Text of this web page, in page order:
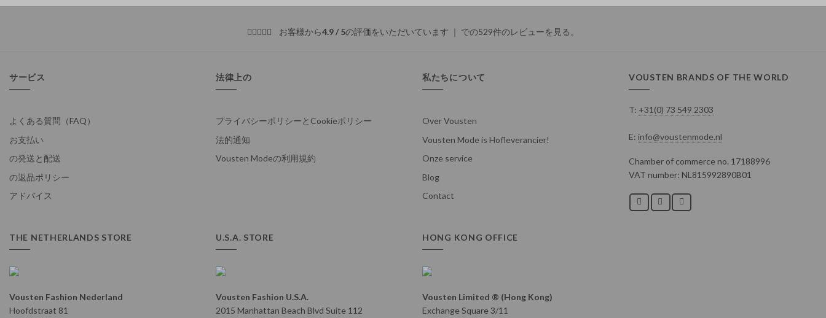
お客様から4.9 / 5の評価をいただいています ｜ での529件のレビューを見る 。
サービス
よくある質問（FAQ）
お支払い
の発送と配送
の返品ポリシー
アドバイス
法律上の
プライバシーポリシーとCookieポリシー
法的通知
Vousten Modeの利用規約
私たちについて
Over Vousten
Vousten Mode is Hofleverancier!
Onze service
Blog
Contact
VOUSTEN BRANDS OF THE WORLD
T: +31(0) 73 549 2303
E: info@voustenmode.nl
Chamber of commerce no. 17188996
VAT number: NL815992890B01
THE NETHERLANDS STORE
Vousten Fashion Nederland
Hoofdstraat 81
U.S.A. STORE
Vousten Fashion U.S.A.
2015 Manhattan Beach Blvd Suite 112
HONG KONG OFFICE
Vousten Limited ® (Hong Kong)
Exchange Square 3/11